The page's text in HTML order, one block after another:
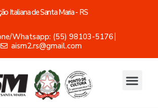
Italiana de Santa Maria - RS
Whatsapp: (55) 98103-5176
aism2.rs@gmail.com